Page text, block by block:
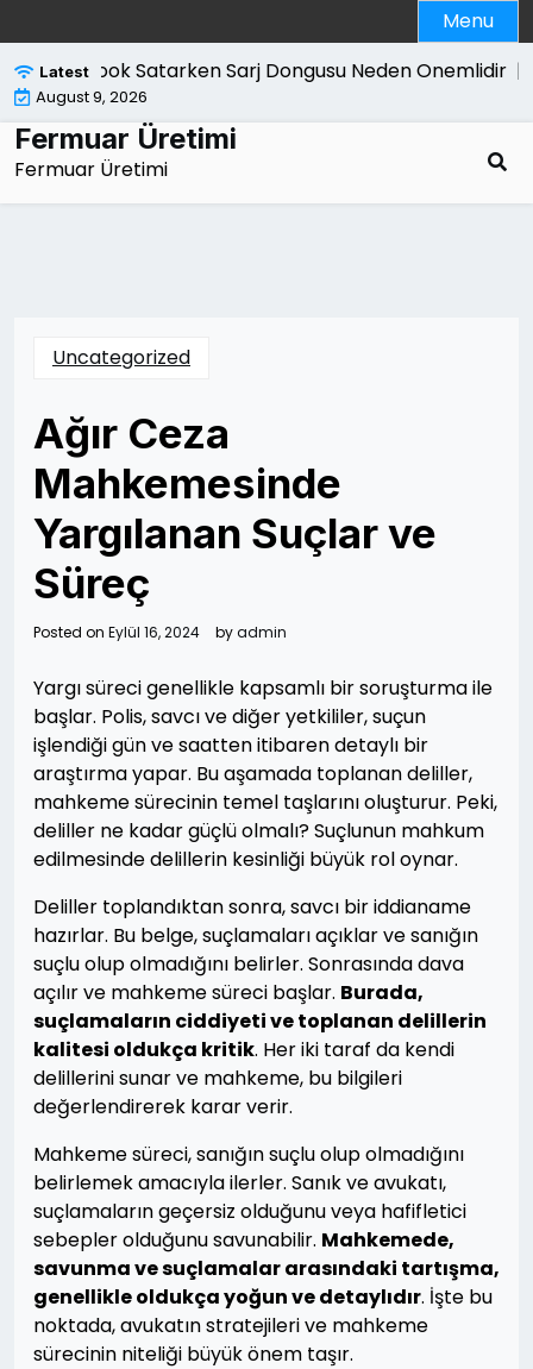
to
content
Menu
Latest
Macbook Satarken Sarj Dongusu Neden Onemlidir |
August 9, 2026
Fermuar Üretimi
Fermuar Üretimi
Uncategorized
Ağır Ceza
Mahkemesinde
Yargılanan Suçlar ve
Süreç
Posted on Eylül 16, 2024 byadmin
Yargı süreci genellikle kapsamlı bir soruşturma ile
başlar. Polis, savcı ve diğer yetkililer, suçun
işlendiği gün ve saatten itibaren detaylı bir
araştırma yapar. Bu aşamada toplanan deliller,
mahkeme sürecinin temel taşlarını oluşturur. Peki,
deliller ne kadar güçlü olmalı? Suçlunun mahkum
edilmesinde delillerin kesinliği büyük rol oynar.
Deliller toplandıktan sonra, savcı bir iddianame
hazırlar. Bu belge, suçlamaları açıklar ve sanığın
suçlu olup olmadığını belirler. Sonrasında dava
açılır ve mahkeme süreci başlar. Burada,
suçlamaların ciddiyeti ve toplanan delillerin
kalitesi oldukça kritik. Her iki taraf da kendi
delillerini sunar ve mahkeme, bu bilgileri
değerlendirerek karar verir.
Mahkeme süreci, sanığın suçlu olup olmadığını
belirlemek amacıyla ilerler. Sanık ve avukatı,
suçlamaların geçersiz olduğunu veya hafifletici
sebepler olduğunu savunabilir. Mahkemede,
savunma ve suçlamalar arasındaki tartışma,
genellikle oldukça yoğun ve detaylıdır. İşte bu
noktada, avukatın stratejileri ve mahkeme
sürecinin niteliği büyük önem taşır.